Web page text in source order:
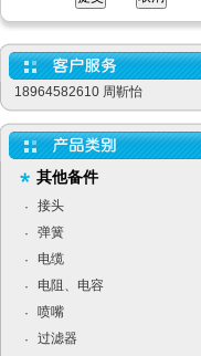
18964582610 周靳怡
其他备件
·
接头
·
弹簧
·
电缆
·
电阻、电容
·
喷嘴
·
过滤器